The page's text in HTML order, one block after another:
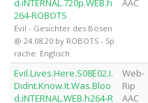
d.iNTERNAL.720p.WEB.h
264-ROBOTS
Evil - Gesichter des Bösen
@ 24.08.20 by ROBOTS - Sp
rache: Englisch
AAC
Evil.Lives.Here.S08E02.I.
Didnt.Know.It.Was.Bloo
d.iNTERNAL.WEB.h264-R
Web-
Rip
AAC